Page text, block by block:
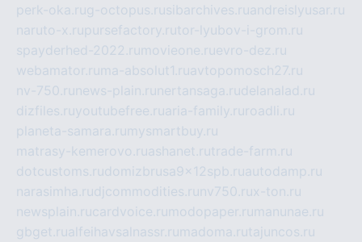
perk-oka.rug-octopus.rusibarchives.ruandreislyusar.ru
naruto-x.rupursefactory.rutor-lyubov-i-grom.ru
spayderhed-2022.ru movieone.ruevro-dez.ru
webamator.ru ma-absolut1.ruavtopomosch27.ru
nv-750.ru news-plain.ru nertansaga.rudelanalad.ru
dizfiles.ruyoutubefree.ruaria-family.ru roadli.ru
planeta-samara.ru mysmartbuy.ru
matrasy-kemerovo.ruashanet.rutrade-farm.ru
dotcustoms.rudomizbrusa9x12spb.ruautodamp.ru
narasimha.rudjcommodities.ru nv750.rux-ton.ru
newsplain.rucardvoice.ru modopaper.ru manunae.ru
gbget.rualfeihavsalnassr.ru madoma.rutajuncos.ru